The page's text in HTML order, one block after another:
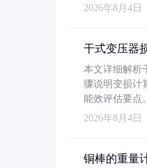
2026年8月4日
干式变压器
本文详细解析
骤说明变损计
能效评估要点。
2026年8月4日
铜棒的重量